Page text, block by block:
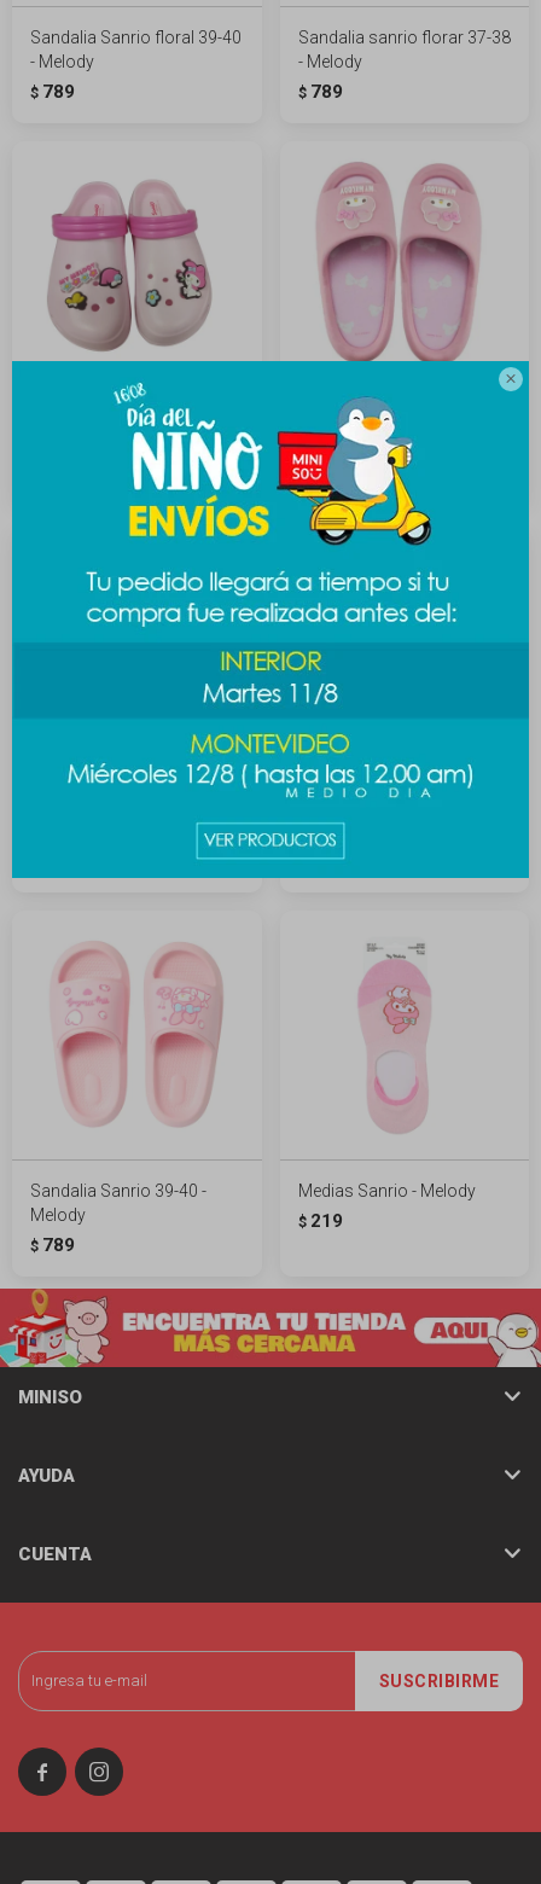

Sandalia Sanrio floral 39-40
- Melody
$ 789
Sandalia sanrio florar 37-38
- Melody
$ 789
Sandalia sanrio floral 35-36
Sandalia Sanrio 35-36 -
Melody
$ 589
Melody
$ 789
Sandalia Sanrio 39-40 -
Melody
$ 789
Medias Sanrio - Melody
$ 219
SUSCRIBIRME
 
MINISO
AYUDA
CUENTA